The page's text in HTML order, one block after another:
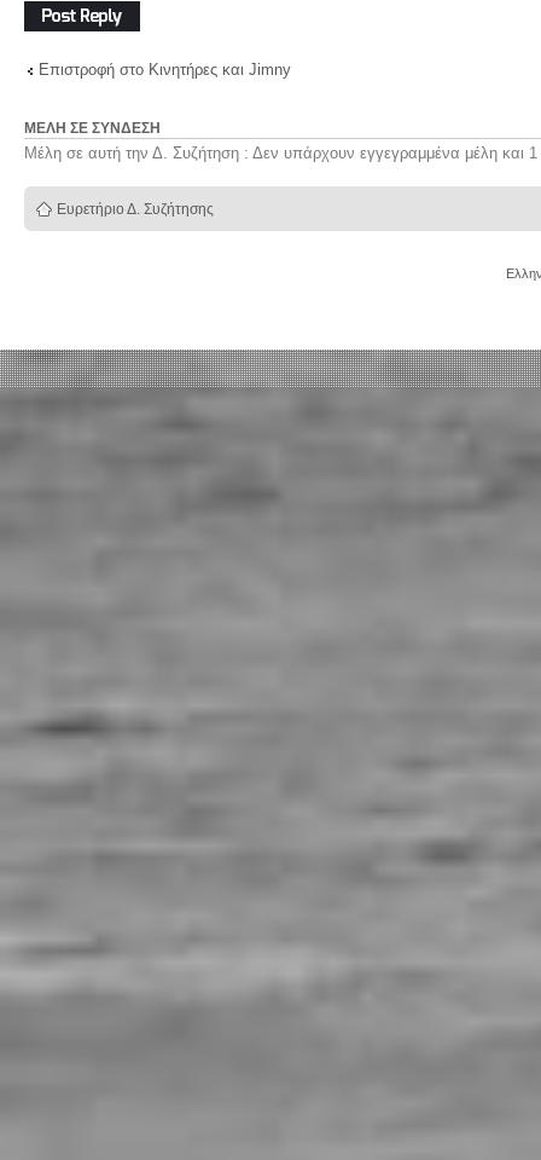
Δημιουργία
απάντησης
Επιστροφή στο Κινητήρες και Jimny
ΜΈΛΗ ΣΕ ΣΎΝΔΕΣΗ
Μέλη σε αυτή την Δ. Συζήτηση : Δεν υπάρχουν εγγεγραμμένα μέλη και 1
Ευρετήριο Δ. Συζήτησης